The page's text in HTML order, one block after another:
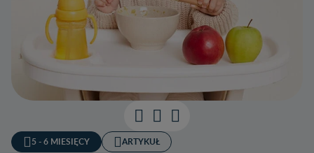
5 - 6 MIESIĘCY ARTYKUŁ